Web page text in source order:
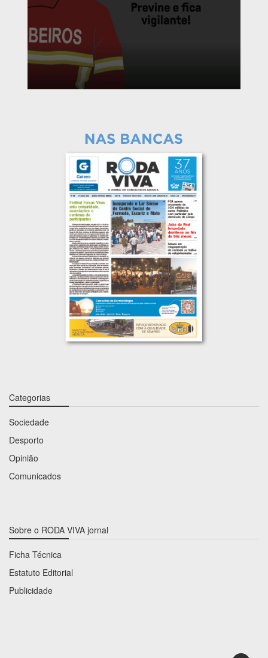
Categorias
Sociedade
Desporto
Opinião
Comunicados
Sobre o RODA VIVA jornal
Ficha Técnica
Estatuto Editorial
Publicidade